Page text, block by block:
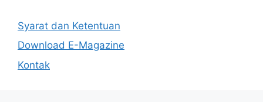
Syarat dan Ketentuan
Download E-Magazine
Kontak